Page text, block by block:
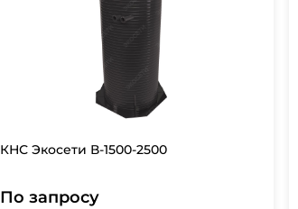
КНС Экосети В-1500-2500
По запросу